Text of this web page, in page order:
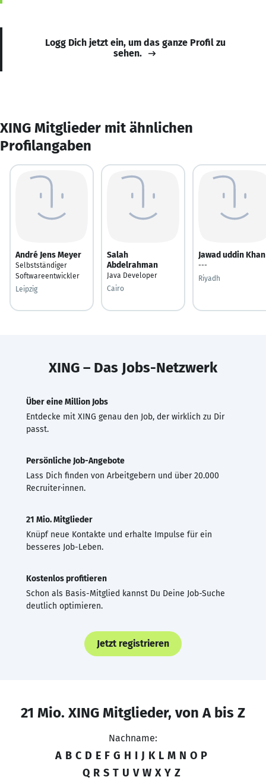
Logg Dich jetzt ein, um das ganze Profil zu
sehen.
XING Mitglieder mit ähnlichen
Profilangaben
André Jens Meyer
Selbstständiger
Softwareentwickler
Leipzig
Salah
Abdelrahman
Java Developer
Cairo
Jawad uddin Khan
---
Riyadh
XING – Das Jobs-Netzwerk
Über eine Million Jobs
Entdecke mit XING genau den Job, der wirklich zu Dir
passt.
Persönliche Job-Angebote
Lass Dich finden von Arbeitgebern und über 20.000
Recruiter·innen.
21 Mio. Mitglieder
Knüpf neue Kontakte und erhalte Impulse für ein
besseres Job-Leben.
Kostenlos profitieren
Schon als Basis-Mitglied kannst Du Deine Job-Suche
deutlich optimieren.
Jetzt registrieren
21 Mio. XING Mitglieder, von A bis Z
Nachname:
A B C D E F G H I J K L M N O P
Q R S T U V W X Y Z